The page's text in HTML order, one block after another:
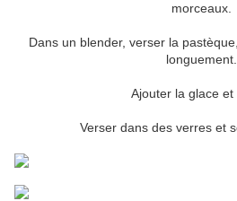
morceaux.
Dans un blender, verser la
longuement.
Ajouter la glace et
Verser dans des verres et